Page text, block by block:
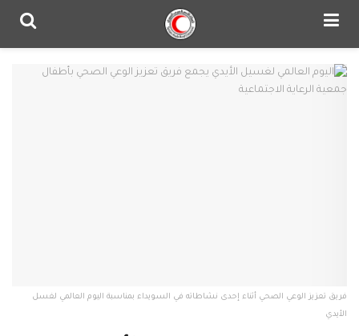
فريق تعزيز الوعي الصحي أثناء إحدى نشاطاته في السويداء بمناسبة اليوم العالمي لغسل
الأيدي